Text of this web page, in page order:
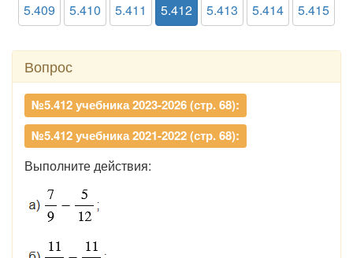
5.409 5.410 5.411 5.412 5.413 5.414 5.415
Вопрос
№5.412 учебника 2023-2026 (стр. 68):
№5.412 учебника 2021-2022 (стр. 68):
Выполните действия: